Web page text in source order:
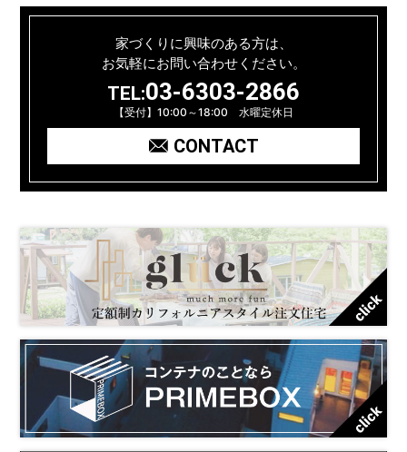
家づくりに興味のある方は、
お気軽にお問い合わせください。
TEL:03-6303-2866
【受付】10:00～18:00 水曜定休日
CONTACT